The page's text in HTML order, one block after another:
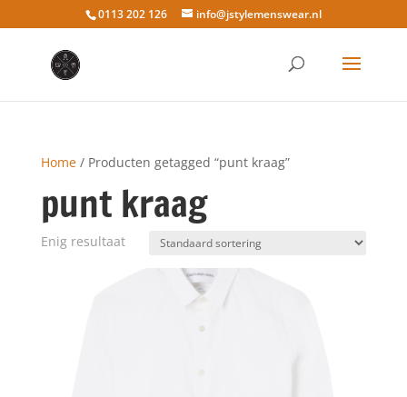
0113 202 126 info@jstylemenswear.nl
Home/ Producten getagged “punt kraag”
punt kraag
Enig resultaat